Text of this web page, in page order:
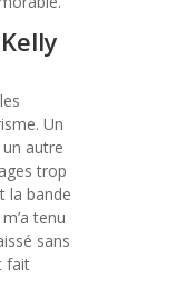
Un
un autre
trop
la bande
tenu
sans
fait